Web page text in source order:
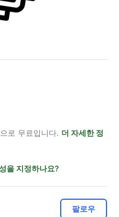
로 무료입니다. 더 자세한 정
을 지정하나요?
팔로우